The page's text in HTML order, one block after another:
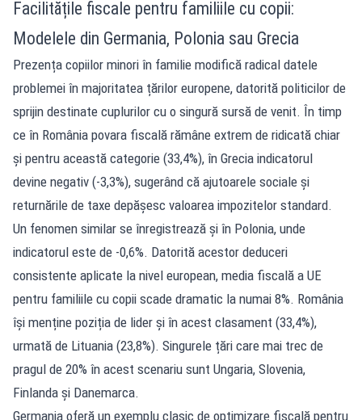
Facilitățile fiscale pentru familiile cu copii:
Modelele din Germania, Polonia sau Grecia
Prezența copiilor minori în familie modifică radical datele
problemei în majoritatea țărilor europene, datorită politicilor de
sprijin destinate cuplurilor cu o singură sursă de venit. În timp
ce în România povara fiscală rămâne extrem de ridicată chiar
și pentru această categorie (33,4%), în Grecia indicatorul
devine negativ (-3,3%), sugerând că ajutoarele sociale și
returnările de taxe depășesc valoarea impozitelor standard.
Un fenomen similar se înregistrează și în Polonia, unde
indicatorul este de -0,6%. Datorită acestor deduceri
consistente aplicate la nivel european, media fiscală a UE
pentru familiile cu copii scade dramatic la numai 8%. România
își menține poziția de lider și în acest clasament (33,4%),
urmată de Lituania (23,8%). Singurele țări care mai trec de
pragul de 20% în acest scenariu sunt Ungaria, Slovenia,
Finlanda și Danemarca.
Germania oferă un exemplu clasic de optimizare fiscală pentru